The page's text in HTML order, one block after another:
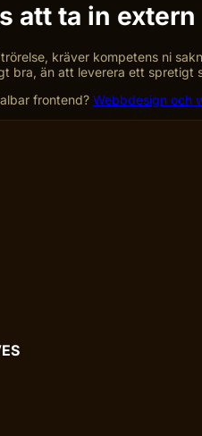
att ta in
kräver kompetens ni
bra, än att leverera ett spretigt
frontend? Webbdesign och